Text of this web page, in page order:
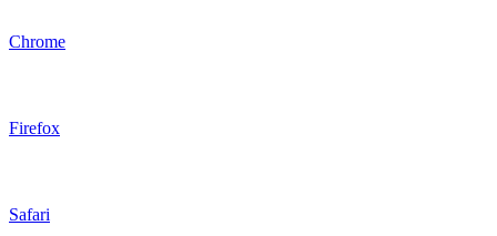
Chrome
Firefox
Safari